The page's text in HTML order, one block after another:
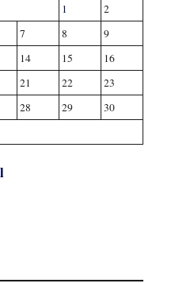
1
2
7 8
9
14 15
16
21 22
23
28 29
30